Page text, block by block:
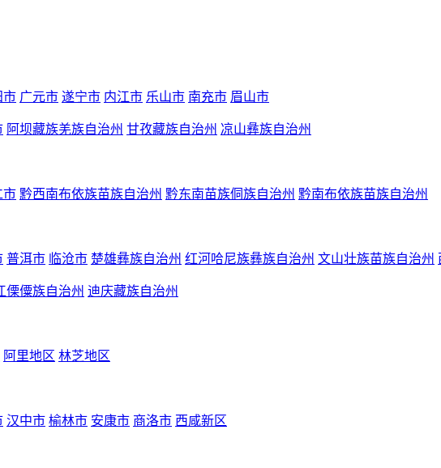
市 广元市 遂宁市 内江市 乐山市 南充市 眉山市
阿坝藏族羌族自治州 甘孜藏族自治州 凉山彝族自治州
市 黔西南布依族苗族自治州 黔东南苗族侗族自治州 黔南布依族苗族自治州
普洱市 临沧市 楚雄彝族自治州 红河哈尼族彝族自治州 文山壮族苗族自治州
傈僳族自治州 迪庆藏族自治州
阿里地区 林芝地区
汉中市 榆林市 安康市 商洛市 西咸新区